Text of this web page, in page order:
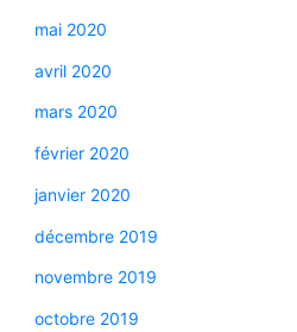
mai 2020
avril 2020
mars 2020
février 2020
janvier 2020
décembre 2019
novembre 2019
octobre 2019